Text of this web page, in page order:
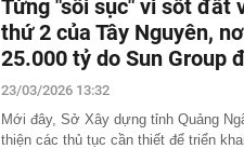
Từng "sôi sục" vì sốt đất
thứ 2 của Tây Nguyên,
25.000 tỷ do Sun Group
23/03/2026 13:32
Mới đây, Sở Xây dựng tỉnh Quảng
thiện các thủ tục cần thiết để triển